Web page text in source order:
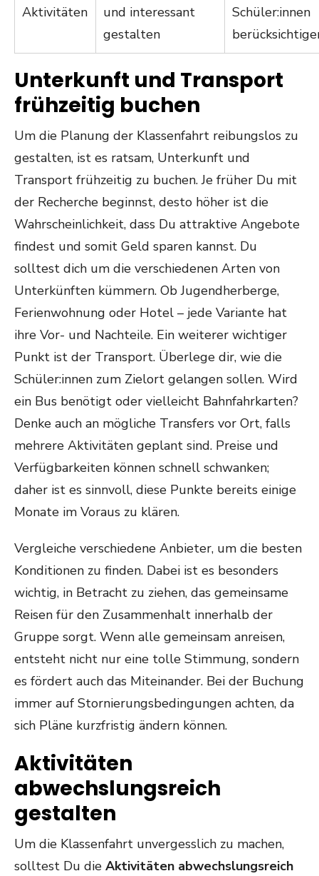
Aktivitäten
und interessant
gestalten
Schüler:innen
Unterkunft und Transport
frühzeitig buchen
Um die Planung der Klassenfahrt reibungslos zu
gestalten, ist es ratsam, Unterkunft und
Transport frühzeitig zu buchen. Je früher Du mit
der Recherche beginnst, desto höher ist die
Wahrscheinlichkeit, dass Du attraktive Angebote
findest und somit Geld sparen kannst. Du
solltest dich um die verschiedenen Arten von
Unterkünften kümmern. Ob Jugendherberge,
Ferienwohnung oder Hotel – jede Variante hat
ihre Vor- und Nachteile. Ein weiterer wichtiger
Punkt ist der Transport. Überlege dir, wie die
Schüler:innen zum Zielort gelangen sollen. Wird
ein Bus benötigt oder vielleicht Bahnfahrkarten?
Denke auch an mögliche Transfers vor Ort, falls
mehrere Aktivitäten geplant sind. Preise und
Verfügbarkeiten können schnell schwanken;
daher ist es sinnvoll, diese Punkte bereits einige
Monate im Voraus zu klären.
Vergleiche verschiedene Anbieter, um die besten
Konditionen zu finden. Dabei ist es besonders
wichtig, in Betracht zu ziehen, das gemeinsame
Reisen für den Zusammenhalt innerhalb der
Gruppe sorgt. Wenn alle gemeinsam anreisen,
entsteht nicht nur eine tolle Stimmung, sondern
es fördert auch das Miteinander. Bei der Buchung
immer auf Stornierungsbedingungen achten, da
sich Pläne kurzfristig ändern können.
Aktivitäten
abwechslungsreich
gestalten
Um die Klassenfahrt unvergesslich zu machen,
solltest Du die Aktivitäten abwechslungsreich